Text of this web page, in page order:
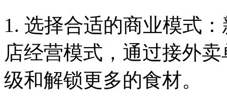
1. 选择合适的商业模式
店经营模式，通过接外
级和解锁更多的食材。